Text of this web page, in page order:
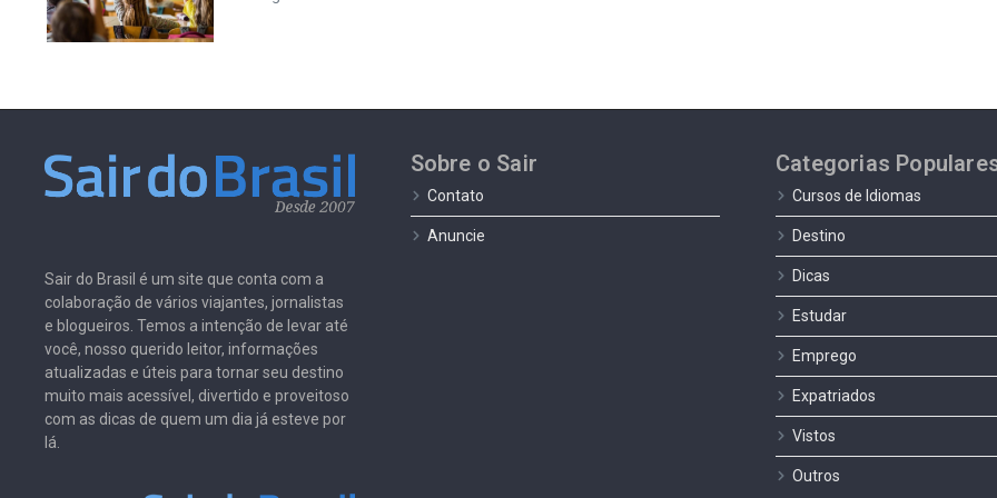
Sair do Brasil é um site que conta com a
colaboração de vários viajantes, jornalistas
e blogueiros. Temos a intenção de levar até
você, nosso querido leitor, informações
atualizadas e úteis para tornar seu destino
muito mais acessível, divertido e proveitoso
com as dicas de quem um dia já esteve por
lá.
Sobre o Sair
Contato
Anuncie
Categorias
Cursos de Idiomas
Destino
Dicas
Estudar
Emprego
Expatriados
Vistos
Outros